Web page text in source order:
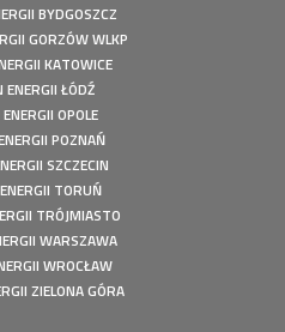
20,16 kWp
Instalacja fotowoltaiczna
energii - Szczecin - Instalacja
kWp
energii - Wołuszewo -
9,81 kWp
- Instalacja fotowoltaiczna o
energii - Borek - Instalacja
kWp
BYDGOSZCZ
GORZÓW WLKP
KATOWICE
ENERGII ŁÓDŹ
OPOLE
POZNAŃ
SZCZECIN
TORUŃ
TRÓJMIASTO
WARSZAWA
WROCŁAW
ZIELONA GÓRA